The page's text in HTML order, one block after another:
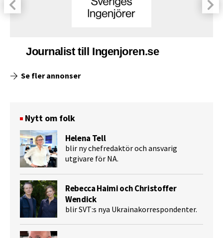
Journalist till Ingenjoren.se
Se fler annonser
Nytt om folk
Helena Tell
blir ny chefredaktör och ansvarig
utgivare för NA.
Rebecca Haimi och Christoffer
Wendick
blir SVT:s nya Ukrainakorrespondenter.